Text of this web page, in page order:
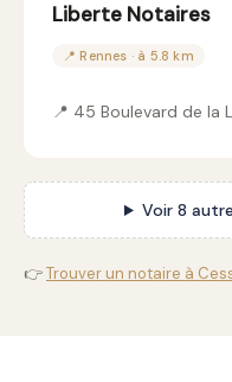
Liberte Notaires
📍 Rennes · à 5.8 km
📍 45 Boulevard de la
Voir 8
👉Trouver un notaire à